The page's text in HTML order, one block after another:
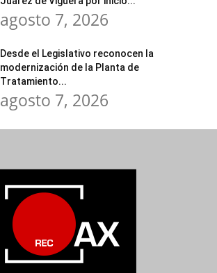
agosto 7, 2026
Desde el Legislativo reconocen la
modernización de la Planta de
Tratamiento...
agosto 7, 2026